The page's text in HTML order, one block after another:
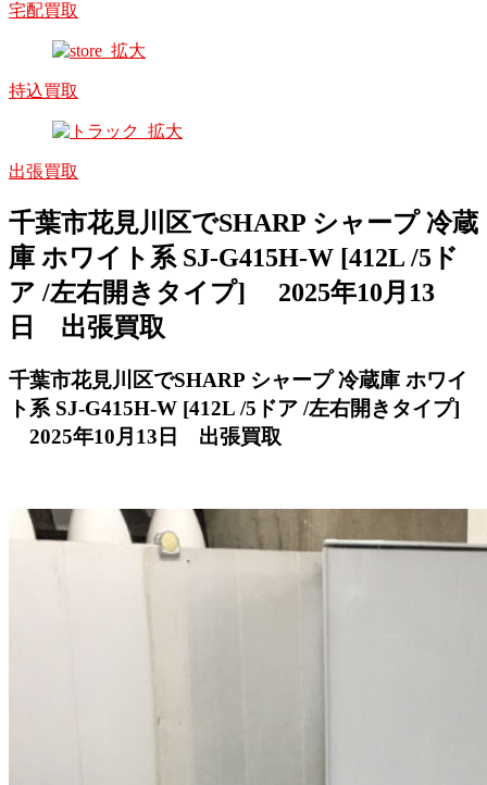
宅配買取
持込買取
出張買取
千葉市花見川区でSHARP シャープ 冷蔵
庫 ホワイト系 SJ-G415H-W [412L /5ド
ア /左右開きタイプ] 2025年10月13
日 出張買取
千葉市花見川区でSHARP シャープ 冷蔵庫 ホワイ
ト系 SJ-G415H-W [412L /5ドア /左右開きタイプ]
2025年10月13日 出張買取